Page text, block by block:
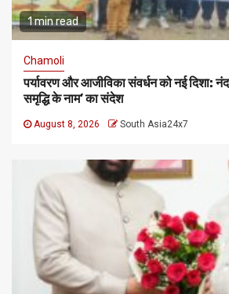
1 min read
Chamoli
पर्यावरण और आजीविका संवर्धन को नई दिशा:
समृद्धि के नाम’ का संदेश
August 8, 2026 South Asia24x7